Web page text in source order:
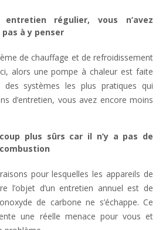
régulier, vous n’avez
à y penser
de chauffage et de refroidissement
alors une pompe à chaleur est faite
des systèmes les plus pratiques qui
d’entretien, vous avez encore moins
plus sûrs car il n’y a pas de
pour lesquelles les appareils de
l’objet d’un entretien annuel est de
de carbone ne s’échappe. Ce
une réelle menace pour vous et